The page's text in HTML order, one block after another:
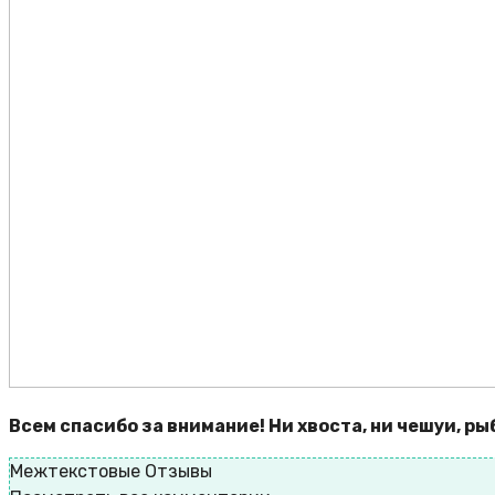
Всем спасибо за внимание! Ни хвоста, ни чешуи,
Межтекстовые Отзывы